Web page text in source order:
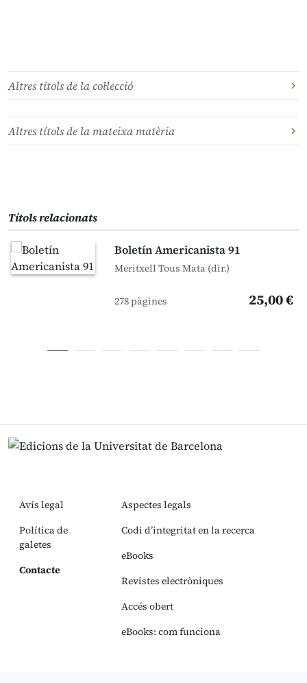
Altres títols de la col·lecció
Altres títols de la mateixa matèria
Títols relacionats
Boletín Americanista 91
Meritxell Tous Mata (dir.)
278 pàgines 25,00 €
Avís legal
Política de
galetes
Contacte
Aspectes legals
Codi d’integritat en la recerca
eBooks
Revistes electròniques
Accés obert
eBooks: com funciona